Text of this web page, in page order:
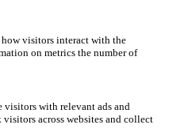
visitors interact with the
on metrics the number of
visitors with relevant ads and
across websites and collect